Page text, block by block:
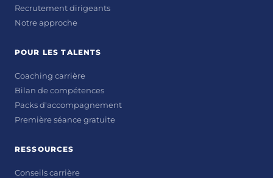
Recrutement dirigeants
Notre approche
POUR LES TALENTS
Coaching carrière
Bilan de compétences
Packs d'accompagnement
Première séance gratuite
RESSOURCES
Conseils carrière